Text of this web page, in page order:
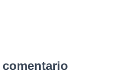
comentario